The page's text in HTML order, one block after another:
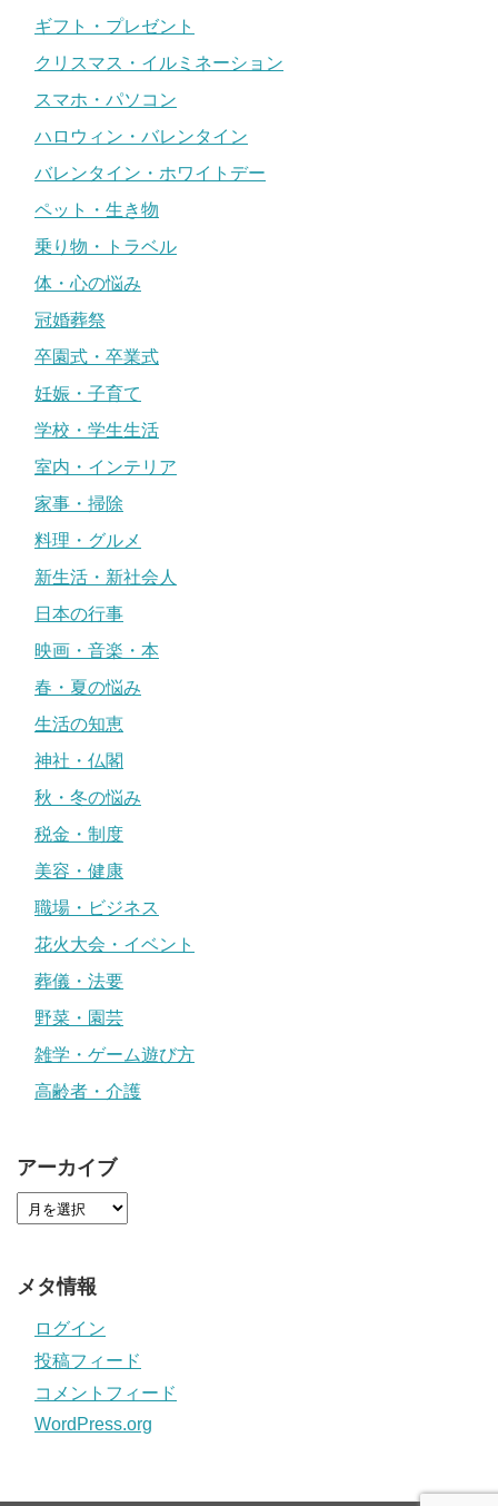
ギフト・プレゼント
クリスマス・イルミネーション
スマホ・パソコン
ハロウィン・バレンタイン
バレンタイン・ホワイトデー
ペット・生き物
乗り物・トラベル
体・心の悩み
冠婚葬祭
卒園式・卒業式
妊娠・子育て
学校・学生生活
室内・インテリア
家事・掃除
料理・グルメ
新生活・新社会人
日本の行事
映画・音楽・本
春・夏の悩み
生活の知恵
神社・仏閣
秋・冬の悩み
税金・制度
美容・健康
職場・ビジネス
花火大会・イベント
葬儀・法要
野菜・園芸
雑学・ゲーム遊び方
高齢者・介護
アーカイブ
メタ情報
ログイン
投稿フィード
コメントフィード
WordPress.org